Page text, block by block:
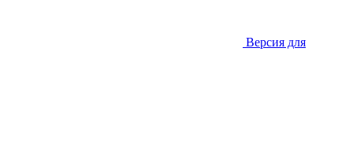
Версия для